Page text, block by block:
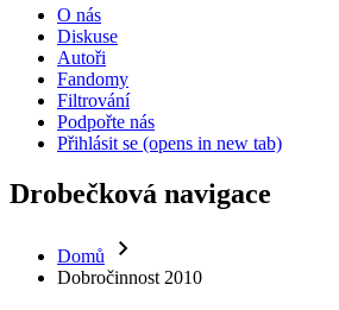
O nás
Diskuse
Autoři
Fandomy
Filtrování
Podpořte nás
Přihlásit se (opens in new tab)
Drobečková navigace
Domů
Dobročinnost 2010